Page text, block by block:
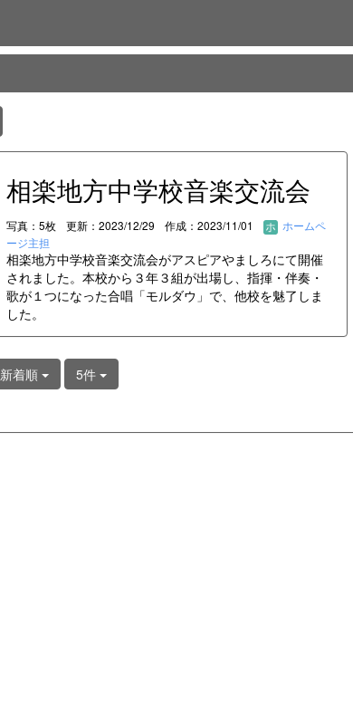
相楽地方中学校音楽交流会
写真：5枚 更新：2023/12/29 作成：2023/11/01
ホームペ
ージ主担
相楽地方中学校音楽交流会がアスピアやましろにて開催
されました。本校から３年３組が出場し、指揮・伴奏・
歌が１つになった合唱「モルダウ」で、他校を魅了しま
した。
新着順 5件